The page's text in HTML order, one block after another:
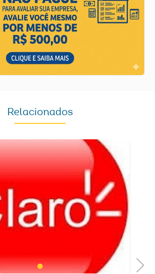
Relacionados
1 Next